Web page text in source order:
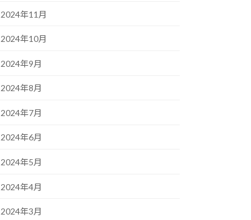
2024年11月
2024年10月
2024年9月
2024年8月
2024年7月
2024年6月
2024年5月
2024年4月
2024年3月